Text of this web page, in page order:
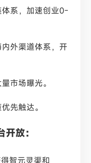
体系，加速创业0-
外渠道体系，开
市场曝光。
先触达。
放：
智元灵渠和